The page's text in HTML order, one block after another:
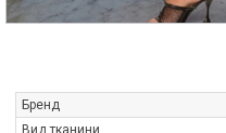
Бренд
Вид тканини